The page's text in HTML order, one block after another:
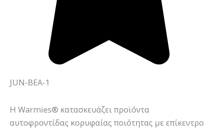
JUN-BEA-1
Η Warmies® κατασκευάζει προϊόντα
αυτοφροντίδας κορυφαίας ποιότητας με επίκεντρο